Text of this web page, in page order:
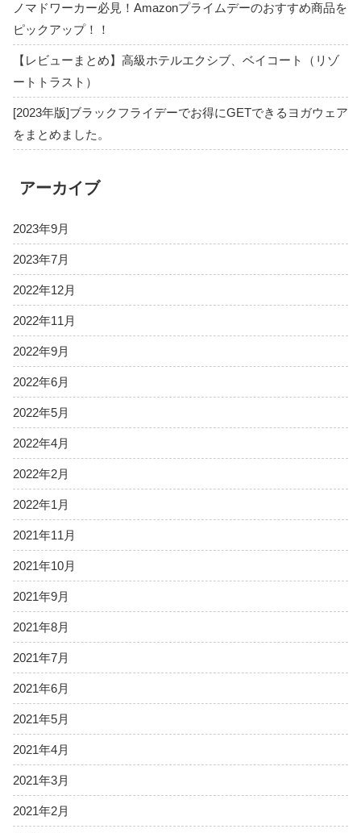
ノマドワーカー必見！Amazonプライムデーのおすすめ商品を
ピックアップ！！
【レビューまとめ】高級ホテルエクシブ、ベイコート（リゾ
ートトラスト）
[2023年版]ブラックフライデーでお得にGETできるヨガウェア
をまとめました。
アーカイブ
2023年9月
2023年7月
2022年12月
2022年11月
2022年9月
2022年6月
2022年5月
2022年4月
2022年2月
2022年1月
2021年11月
2021年10月
2021年9月
2021年8月
2021年7月
2021年6月
2021年5月
2021年4月
2021年3月
2021年2月